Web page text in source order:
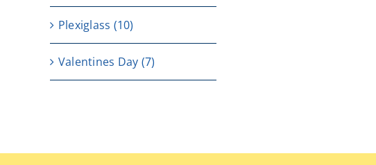
Plexiglass (10)
Valentines Day (7)